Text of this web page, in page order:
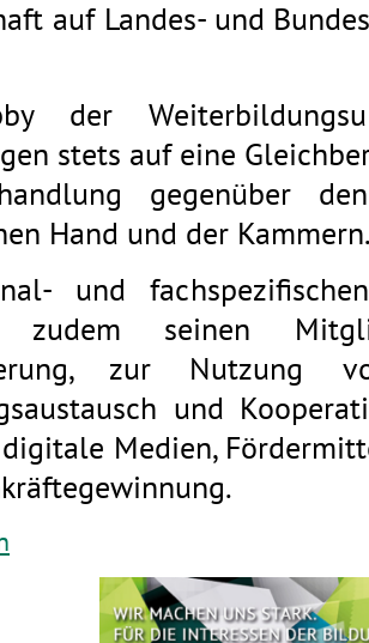
auf Landes- und
der
stets auf eine
gegenüber
Hand und der
und
zudem seinen
zur Nutzung
und
Medien,